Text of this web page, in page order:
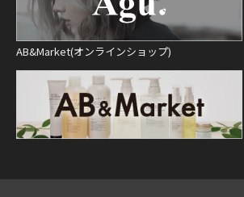
AB&Market(オンラインショップ)